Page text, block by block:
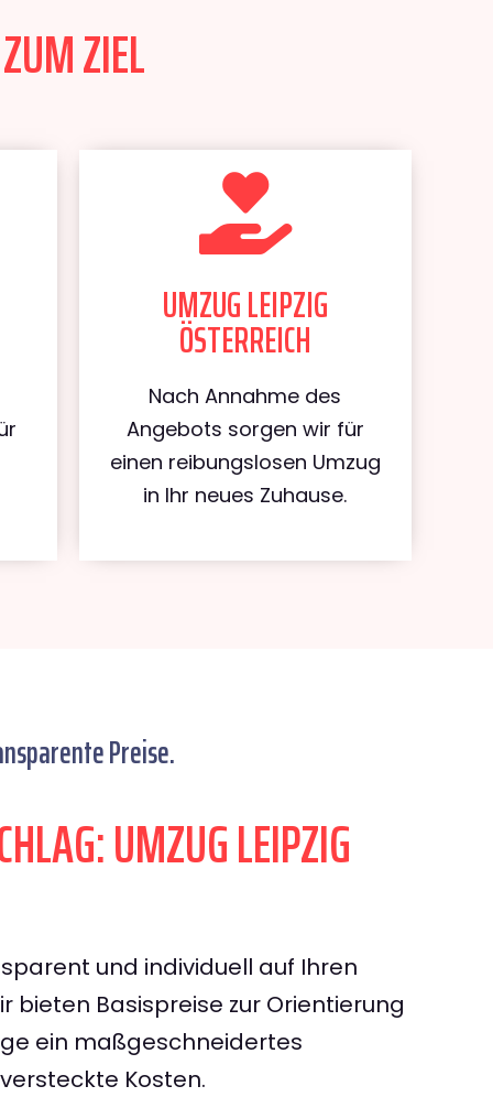
ZIEL
UMZUG LEIPZIG
ÖSTERREICH
Nach Annahme des
Angebots sorgen wir für
einen reibungslosen Umzug
in Ihr neues Zuhause.
Preise.
UMZUG LEIPZIG
und individuell auf Ihren
bieten Basispreise zur Orientierung
ein maßgeschneidertes
Kosten.